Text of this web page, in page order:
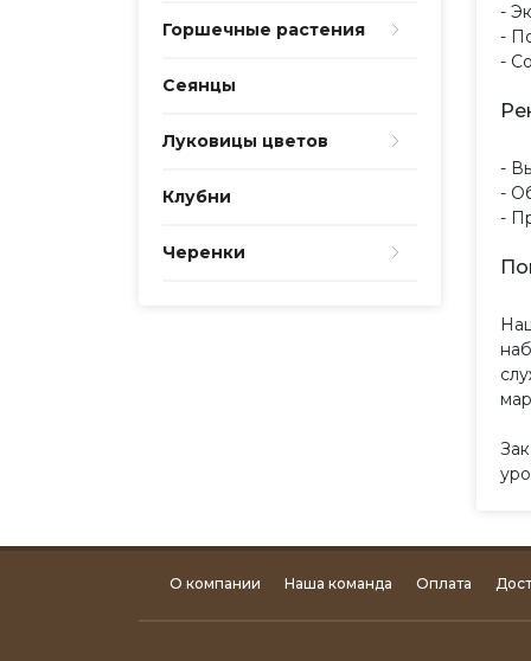
Горшечные растения
Сеянцы
Луковицы цветов
Клубни
Черенки
-
-
-
-
-
-
О компании Наша команда Оплата